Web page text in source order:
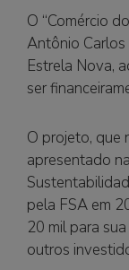
Question
Question
Question
533 Question
70-533
Question,
533 Question
70-533
Microsoft 70-
Question
533 Question
O “Comércio
Antônio
Estrela Nova,
ser
O projeto, que
apresentado
pela FSA em
20 mil para
outros